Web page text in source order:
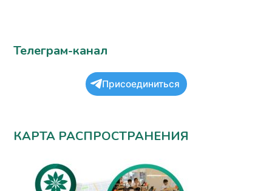
Телеграм-канал
Присоединиться
КАРТА РАСПРОСТРАНЕНИЯ